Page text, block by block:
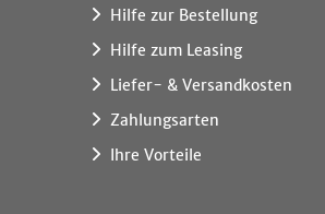
Hilfe zur Bestellung
Hilfe zum Leasing
Liefer- & Versandkosten
Zahlungsarten
Ihre Vorteile